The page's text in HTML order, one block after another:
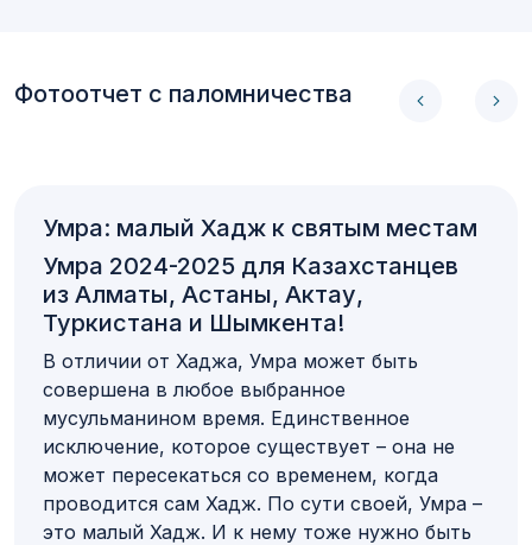
Фотоотчет с паломничества
Умра: малый Хадж к святым местам
Умра 2024-2025 для Казахстанцев
из Алматы, Астаны, Актау,
Туркистана и Шымкента!
В отличии от Хаджа, Умра может быть
совершена в любое выбранное
мусульманином время. Единственное
исключение, которое существует – она не
может пересекаться со временем, когда
проводится сам Хадж. По сути своей, Умра –
это малый Хадж. И к нему тоже нужно быть